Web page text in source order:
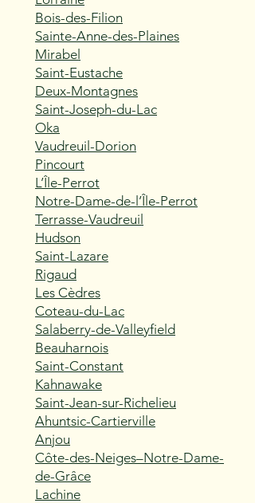
Bois-des-Filion
Sainte-Anne-des-Plaines
Mirabel
Saint-Eustache
Deux-Montagnes
Saint-Joseph-du-Lac
Oka
Vaudreuil-Dorion
Pincourt
L’Île-Perrot
Notre-Dame-de-l’Île-Perrot
Terrasse-Vaudreuil
Hudson
Saint-Lazare
Rigaud
Les Cèdres
Coteau-du-Lac
Salaberry-de-Valleyfield
Beauharnois
Saint-Constant
Kahnawake
Saint-Jean-sur-Richelieu
Ahuntsic-Cartierville
Anjou
Côte-des-Neiges–Notre-Dame-
de-Grâce
Lachine